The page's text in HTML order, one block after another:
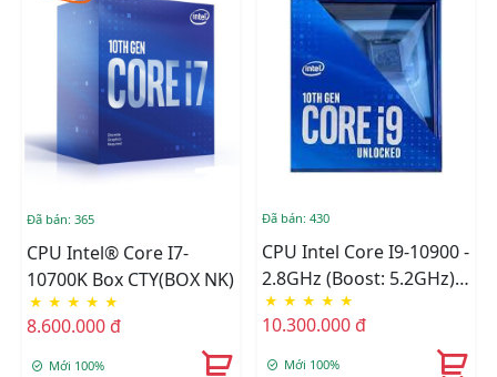
Đã bán: 365
CPU Intel® Core I7-
10700K Box CTY(BOX NK)
★ ★ ★ ★ ★
8.600.000 đ
Mới 100%
Đã bán: 430
CPU Intel Core I9-10900 -
2.8GHz (Boost: 5.2GHz)
BOX CÔNG TY
★ ★ ★ ★ ★
10.300.000 đ
Mới 100%